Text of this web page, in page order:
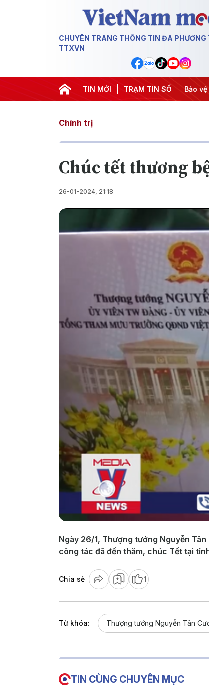
CHUYÊN TRANG THÔNG TIN ĐA PHƯƠNG
TTXVN
TIN MỚI TRẠM TIN SỐ
#An ninh năng lượng #Bảo vệ nền tảng tư
Chính trị
Chúc tết thương
26-01-2024, 21:18
Ngày 26/1, Thượng tướng Nguyễn
công tác đã đến thăm, chúc Tết tại
Chia sẻ 1
Từ khóa: Thượng tướng Nguyễn Tân
TIN CÙNG CHUYÊN MỤC